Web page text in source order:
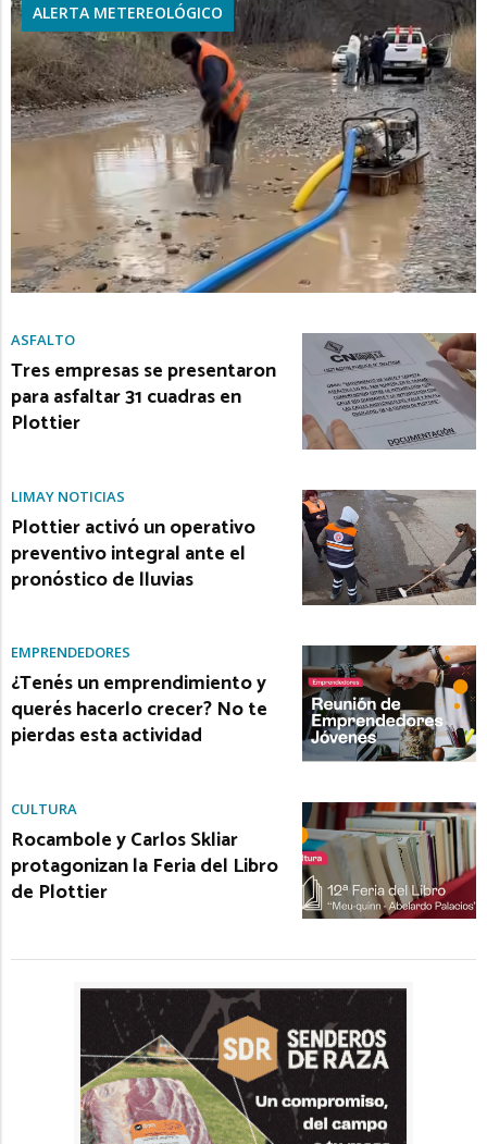
ALERTA METEREOLÓGICO
ASFALTO
Tres empresas se presentaron
para asfaltar 31 cuadras en
Plottier
LIMAY NOTICIAS
Plottier activó un operativo
preventivo integral ante el
pronóstico de lluvias
EMPRENDEDORES
¿Tenés un emprendimiento y
querés hacerlo crecer? No te
pierdas esta actividad
CULTURA
Rocambole y Carlos Skliar
protagonizan la Feria del Libro
de Plottier